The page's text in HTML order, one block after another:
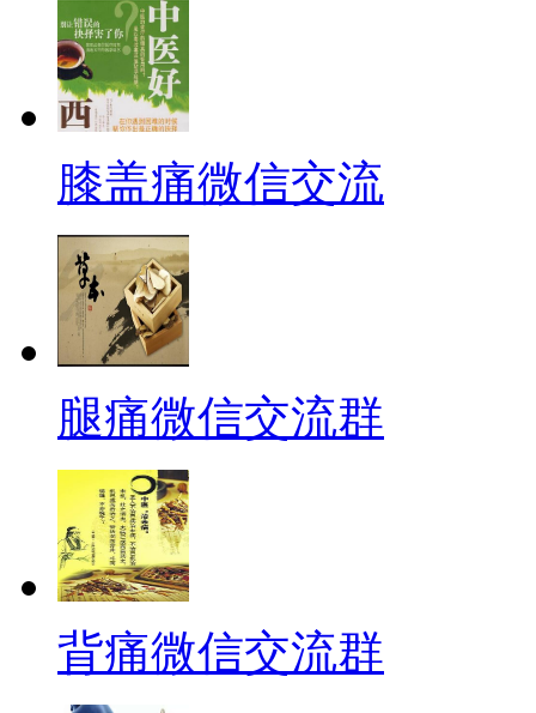
膝盖痛微信交流
腿痛微信交流群
背痛微信交流群